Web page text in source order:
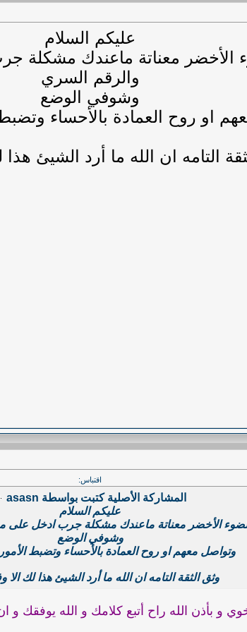
عليكم السلام
الأخضر معناتة ماعندك مشكلة
والرقم السري
وشوفي الوضع
او روح العمادة بالأحساء
التامه ان الله ما أرد الشيئ
اقتباس:
المشاركة الأصلية كتبت بواسطة asasn
عليكم السلام
الأخضر معناتة ماعندك مشكلة جرب ادخل على
وشوفي الوضع
وتواصل معهم او روح العمادة بالأحساء وتضبط
وثق الثقة التامه ان الله ما أرد الشيئ هذا لك الا
و بأذن الله راح أتبع كلامك و الله يوفقك و